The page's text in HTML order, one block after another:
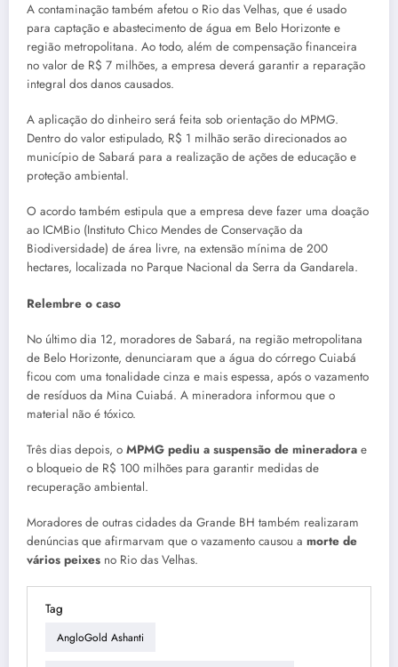
A contaminação também afetou o Rio das Velhas, que é usado
para captação e abastecimento de água em Belo Horizonte e
região metropolitana. Ao todo, além de compensação financeira
no valor de R$ 7 milhões, a empresa deverá garantir a reparação
integral dos danos causados.
A aplicação do dinheiro será feita sob orientação do MPMG.
Dentro do valor estipulado, R$ 1 milhão serão direcionados ao
município de Sabará para a realização de ações de educação e
proteção ambiental.
O acordo também estipula que a empresa deve fazer uma doação
ao ICMBio (Instituto Chico Mendes de Conservação da
Biodiversidade) de área livre, na extensão mínima de 200
hectares, localizada no Parque Nacional da Serra da Gandarela.
Relembre o caso
No último dia 12, moradores de Sabará, na região metropolitana
de Belo Horizonte, denunciaram que a água do córrego Cuiabá
ficou com uma tonalidade cinza e mais espessa, após o vazamento
de resíduos da Mina Cuiabá. A mineradora informou que o
material não é tóxico.
Três dias depois, o MPMG pediu a suspensão de mineradora e
o bloqueio de R$ 100 milhões para garantir medidas de
recuperação ambiental.
Moradores de outras cidades da Grande BH também realizaram
denúncias que afirmarvam que o vazamento causou a morte de
vários peixes no Rio das Velhas.
Tag
AngloGold Ashanti